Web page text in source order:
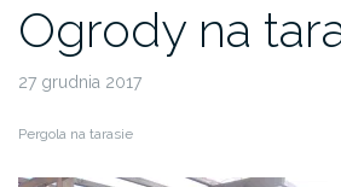
Ogrody na
27 grudnia 2017
Pergola na tarasie